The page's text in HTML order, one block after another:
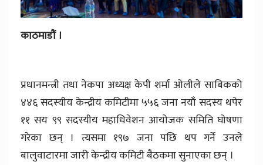
काठमाडौं ।
प्रधानमन्त्री तथा नेकपा अध्यक्ष केपी शर्मा ओलीले साबिकको
४४६ सदस्यीय केन्द्रीय कमिटीमा ५५६ जना नयाँ सदस्य थपेर
११ सय ९९ सदस्यीय महाधिवेशन आयोजक समिति घोषणा
गरेका छन् । त्यसमा १९७ जना पछि थप गर्ने उनले
बालुवाटारमा जारी केन्द्रीय कमिटी बैठकमा सुनाएका छन् ।